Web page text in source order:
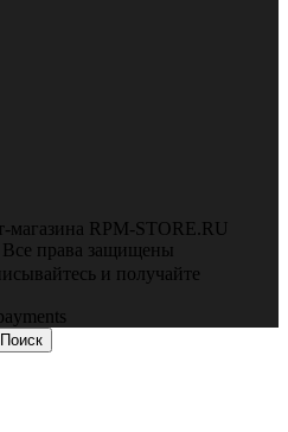
RPM-STORE.RU
права защищены
и получайте
Поиск